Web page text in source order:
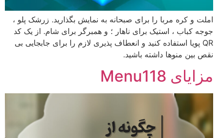
املت و کره مربا را برای صبحانه به نمایش بگذارید. زرشک پلو ،
جوجه کباب ، استیک برای ناهار ؛ و همبرگر برای شام. از یک کد
QR پویا استفاده کنید و انعطاف پذیری لازم را برای جابجایی بی
نقص بین منوها داشته باشید.
مزایای Menu118